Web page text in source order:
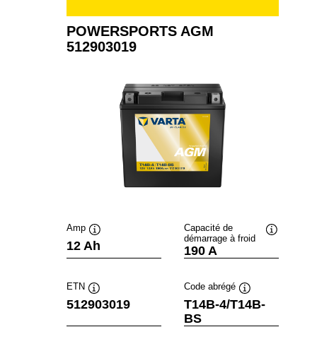
POWERSPORTS AGM
512903019
Amp
Infobulle
12 Ah
Capacité de
démarrage à froid
190 A
ETN
Infobulle
512903019
Code abrégé
Infobulle
T14B-4/T14B-
BS